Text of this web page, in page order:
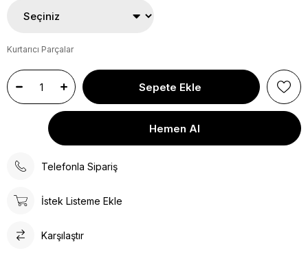
Kurtarıcı Parçalar
Telefonla Sipariş
İstek Listeme Ekle
Karşılaştır